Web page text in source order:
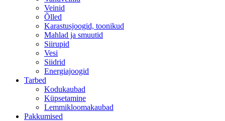
Veinid
Õlled
Karastusjoogid, toonikud
Mahlad ja smuutid
Siirupid
Vesi
Siidrid
Energiajoogid
Tarbed
Kodukaubad
Küpsetamine
Lemmikloomakaubad
Pakkumised